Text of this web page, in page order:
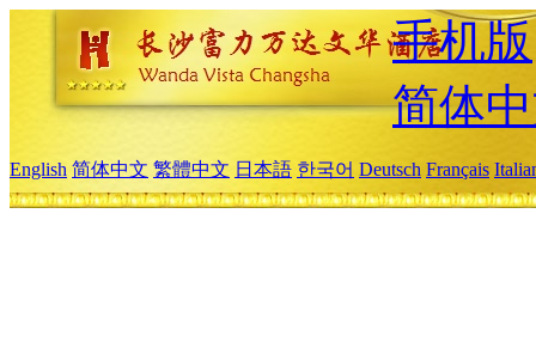
手机版
简体
English 简体中文 繁體中文 日本語 한국어 Deutsch Français